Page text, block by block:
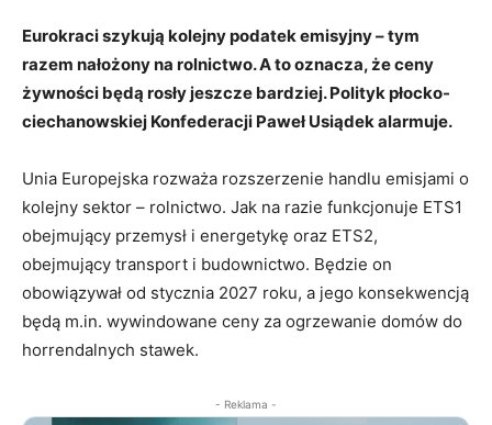
Eurokraci szykują kolejny podatek emisyjny – tym
razem nałożony na rolnictwo. A to oznacza, że ceny
żywności będą rosły jeszcze bardziej. Polityk płocko-
ciechanowskiej Konfederacji Paweł Usiądek alarmuje.
Unia Europejska rozważa rozszerzenie handlu emisjami o
kolejny sektor – rolnictwo. Jak na razie funkcjonuje ETS1
obejmujący przemysł i energetykę oraz ETS2,
obejmujący transport i budownictwo. Będzie on
obowiązywał od stycznia 2027 roku, a jego konsekwencją
będą m.in. wywindowane ceny za ogrzewanie domów do
horrendalnych stawek.
- Reklama -